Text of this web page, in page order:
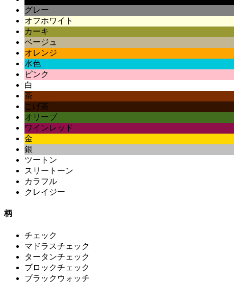
グレー
オフホワイト
カーキ
ベージュ
オレンジ
水色
ピンク
白
茶
こげ茶
オリーブ
ワインレッド
金
銀
ツートン
スリートーン
カラフル
クレイジー
柄
チェック
マドラスチェック
タータンチェック
ブロックチェック
ブラックウォッチ